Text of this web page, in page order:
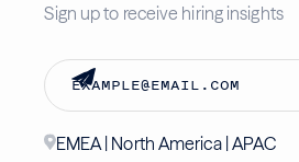
Sign up to receive hiring insights
EMEA | North America | APAC